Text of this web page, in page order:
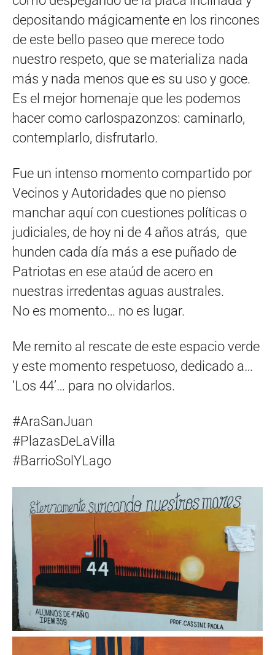
depositando mágicamente en los rincones
de este bello paseo que merece todo
nuestro respeto, que se materializa nada
más y nada menos que es su uso y goce.
Es el mejor homenaje que les podemos
hacer como carlospazonzos: caminarlo,
contemplarlo, disfrutarlo.
Fue un intenso momento compartido por
Vecinos y Autoridades que no pienso
manchar aquí con cuestiones políticas o
judiciales, de hoy ni de 4 años atrás, que
hunden cada día más a ese puñado de
Patriotas en ese ataúd de acero en
nuestras irredentas aguas australes.
No es momento… no es lugar.
Me remito al rescate de este espacio verde
y este momento respetuoso, dedicado a…
‘Los 44’… para no olvidarlos.
#AraSanJuan
#PlazasDeLaVilla
#BarrioSolYLago